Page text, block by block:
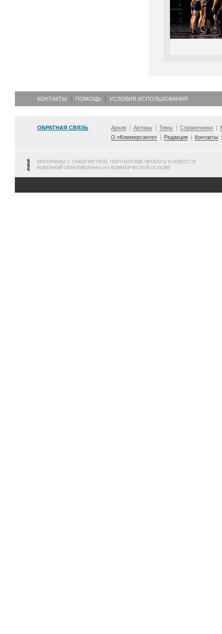
КОНТАКТЫ ПОМОЩЬ УСЛОВИЯ ИСПОЛЬЗОВАНИЯ
ОБРАТНАЯ СВЯЗЬ Архив Авторы Темы Справочники
О «Коммерсанте»
Редакция Контакты
МАТЕРИАЛЫ С ТАКОЙ МЕТКОЙ, ПАРТНЕРСКИЕ ПРОЕКТЫ И НОВОСТИ
КОМПАНИЙ ОПУБЛИКОВАНЫ НА КОММЕРЧЕСКОЙ ОСНОВЕ